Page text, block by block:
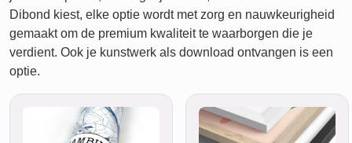
Dibond kiest, elke optie wordt met zorg en nauwkeurigheid
gemaakt om de premium kwaliteit te waarborgen die je
verdient. Ook je kunstwerk als download ontvangen is een
optie.